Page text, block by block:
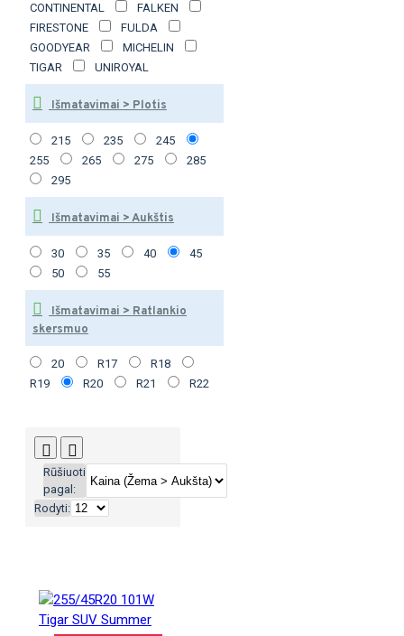
CONTINENTAL
FALKEN
FIRESTONE
FULDA
GOODYEAR
MICHELIN
TIGAR
UNIROYAL
Išmatavimai > Plotis
215 235
245
255
265 275
285
295
Išmatavimai > Aukštis
30 35 40
45
50
55
Išmatavimai > Ratlankio
skersmuo
20 R17
R18
R19
R20 R21 R22
Rūšiuoti
pagal:
Rodyti: